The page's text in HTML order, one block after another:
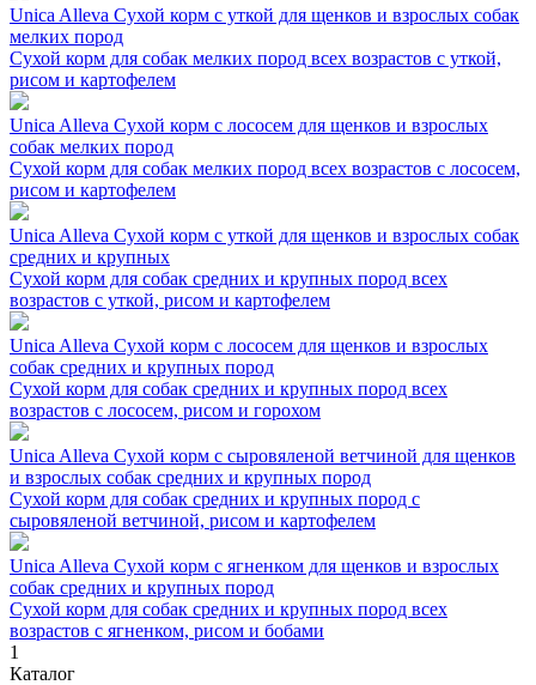
Unica Alleva Сухой корм с уткой для щенков и взрослых собак
мелких пород
Сухой корм для собак мелких пород всех возрастов с уткой,
рисом и картофелем
Unica Alleva Сухой корм с лососем для щенков и взрослых
собак мелких пород
Сухой корм для собак мелких пород всех возрастов с лососем,
рисом и картофелем
Unica Alleva Сухой корм с уткой для щенков и взрослых собак
средних и крупных
Сухой корм для собак средних и крупных пород всех
возрастов с уткой, рисом и картофелем
Unica Alleva Сухой корм с лососем для щенков и взрослых
собак средних и крупных пород
Сухой корм для собак средних и крупных пород всех
возрастов с лососем, рисом и горохом
Unica Alleva Сухой корм с сыровяленой ветчиной для щенков
и взрослых собак средних и крупных пород
Сухой корм для собак средних и крупных пород с
сыровяленой ветчиной, рисом и картофелем
Unica Alleva Сухой корм с ягненком для щенков и взрослых
собак средних и крупных пород
Сухой корм для собак средних и крупных пород всех
возрастов с ягненком, рисом и бобами
1
Каталог